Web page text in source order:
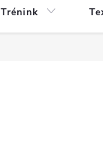
Trénink